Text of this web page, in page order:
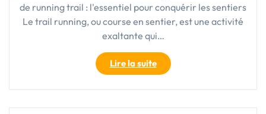
de running trail : l'essentiel pour conquérir les sentiers
Le trail running, ou course en sentier, est une activité
exaltante qui…
Lire la suite"Choisir
la
Bonne